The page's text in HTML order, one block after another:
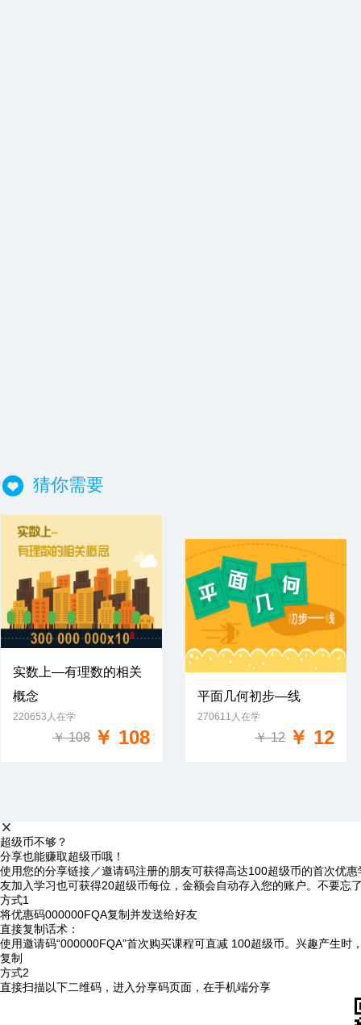
猜你需要
实数上—有理数的相关
概念
220653人在学
￥ 108 ￥ 108
免费试学
平面几何初步—线
270611人在学
￥ 12 ￥ 12
超级币不够？
分享也能赚取超级币哦！
使用您的分享链接／邀请码注册的朋友可获得高达100超级币的首次优
友加入学习也可获得20超级币每位，金额会自动存入您的账户。不要忘
方式1
将优惠码000000FQA复制并发送给好友
直接复制话术：
使用邀请码“000000FQA”首次购买课程可直减 100超级币。兴趣产生时
复制
方式2
直接扫描以下二维码，进入分享码页面，在手机端分享